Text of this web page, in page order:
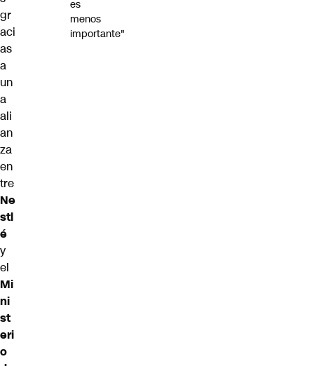
gr
aci
as
a
un
a
ali
an
za
en
tre
Ne
stl
é
y
el
Mi
ni
st
eri
o
es
menos
importante"